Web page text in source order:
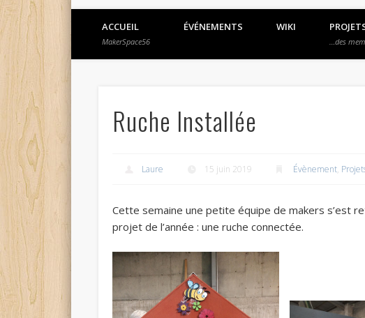
ACCUEIL
MakerSpace56
ÉVÉNEMENTS WIKI
…des
Ruche Installée
Laure 15 juin 2019 Évènement,
Cette semaine une petite équipe de makers s’est
projet de l’année : une ruche connectée.